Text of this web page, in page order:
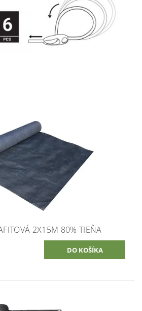
2X15M 80% TIEŇA